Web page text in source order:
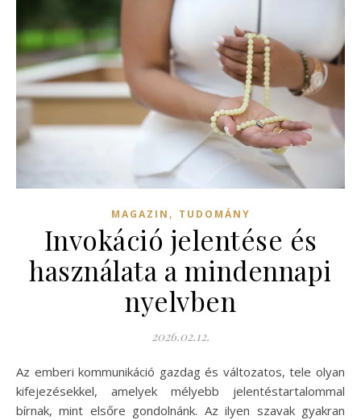
MAGAZIN , TUDOMÁNY
Invokáció jelentése és
használata a mindennapi
nyelvben
2026.02.12.
Az emberi kommunikáció gazdag és változatos, tele olyan
kifejezésekkel, amelyek mélyebb jelentéstartalommal
bírnak, mint elsőre gondolnánk. Az ilyen szavak gyakran